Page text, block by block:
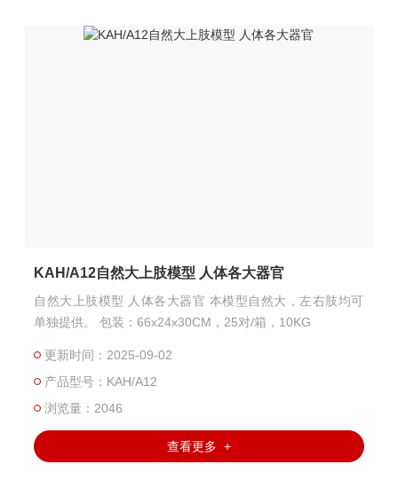
KAH/A12自然大上肢模型 人体各大器官
自然大上肢模型 人体各大器官 本模型自然大，左右肢均可
单独提供。 包装：66x24x30CM，25对/箱，10KG
更新时间：2025-09-02
产品型号：KAH/A12
浏览量：2046
查看更多 +